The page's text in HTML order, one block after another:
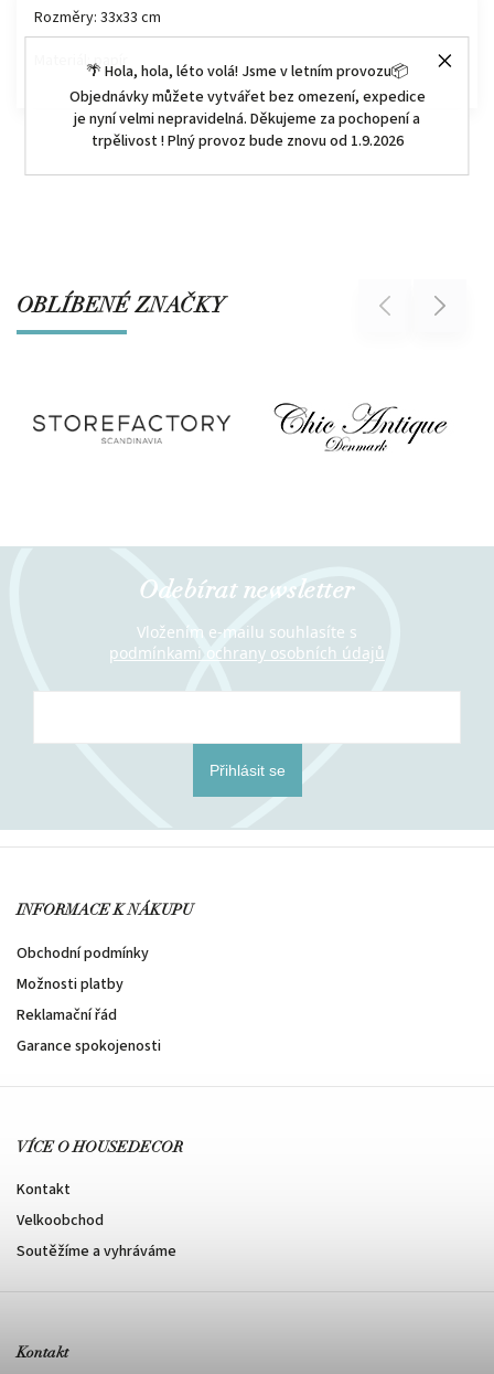
🌴 Hola, hola, léto volá! Jsme v letním provozu📦
Objednávky můžete vytvářet bez omezení, expedice
je nyní velmi nepravidelná. Děkujeme za pochopení a
trpělivost ! Plný provoz bude znovu od 1.9.2026
Rozměry: 33x33 cm
Materiál: papír
OBLÍBENÉ ZNAČKY Previous Next
Odebírat newsletter
Vložením e-mailu souhlasíte s
podmínkami ochrany osobních údajů
Přihlásit se
INFORMACE K NÁKUPU
Obchodní podmínky
Možnosti platby
Reklamační řád
Garance spokojenosti
VÍCE O HOUSEDECOR
Kontakt
Velkoobchod
Soutěžíme a vyhráváme
Kontakt